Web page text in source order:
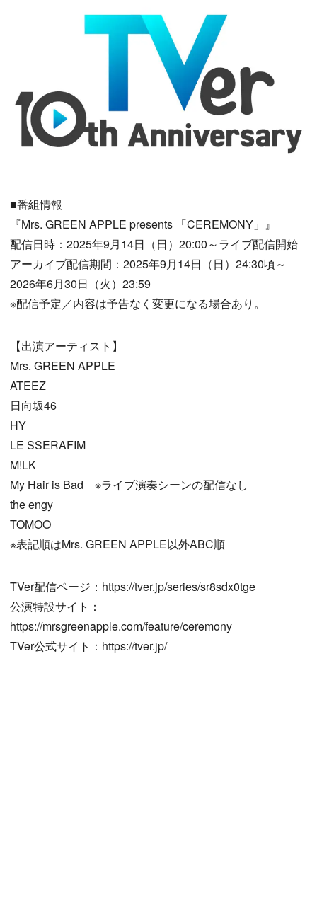
■番組情報
『Mrs. GREEN APPLE presents 「CEREMONY」』
配信日時：2025年9月14日（日）20:00～ライブ配信開始
アーカイブ配信期間：2025年9月14日（日）24:30頃～
2026年6月30日（火）23:59
※配信予定／内容は予告なく変更になる場合あり。
【出演アーティスト】
Mrs. GREEN APPLE
ATEEZ
日向坂46
HY
LE SSERAFIM
M!LK
My Hair is Bad ※ライブ演奏シーンの配信なし
the engy
TOMOO
※表記順はMrs. GREEN APPLE以外ABC順
TVer配信ページ：https://tver.jp/series/sr8sdx0tge
公演特設サイト：
https://mrsgreenapple.com/feature/ceremony
TVer公式サイト：https://tver.jp/